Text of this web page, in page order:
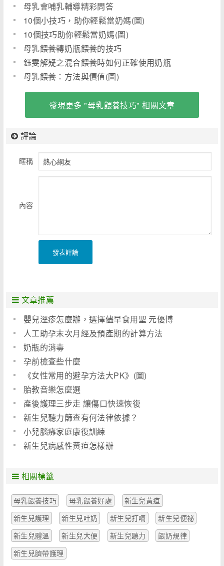
母乳會哺乳輔導精彩問答
10個小技巧，助你輕鬆當奶媽(圖)
10個技巧助你輕鬆當奶媽(圖)
母乳餵養轉奶瓶餵養的技巧
鈺雯解疑之混合餵養時如何正確使用奶瓶
母乳餵養：方法與價值(圖)
發現更多 "母乳餵養技巧" 相關文章
評論
暱稱
內容
發表評論
文章推薦
嬰兒溼疹怎麼辦，選擇儘早食用聖 元優博
人工助孕末次月經及預產期的計算方法
奶瓶的消毒
孕前檢查些什麼
《女性常用的避孕方法大PK》(圖)
胎教音樂怎麼選
產後護理三步走 讓傷口快速恢復
新生兒聽力篩查有何法律依據？
小兒腦癱家庭康復訓練
新生兒病感性黃疸怎樣辦
相關標籤
母乳餵養技巧 母乳餵養好處
新生兒黃疸
新生兒護理
新生兒吐奶 新生兒打嗝
新生兒便祕
新生兒體溫
新生兒大便 新生兒聽力
餵奶規律
新生兒臍帶護理